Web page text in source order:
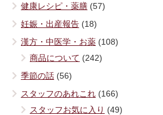
健康レシピ・薬膳 (57)
妊娠・出産報告 (18)
漢方・中医学・お薬 (108)
商品について (242)
季節の話 (56)
スタッフのあれこれ (166)
スタッフお気に入り (49)